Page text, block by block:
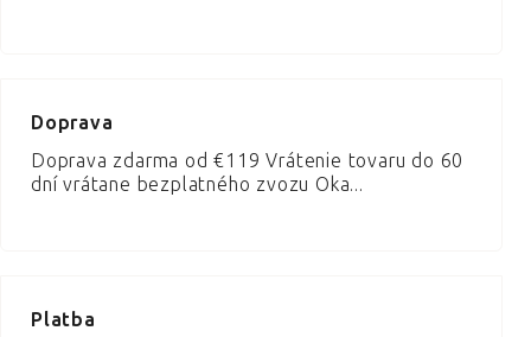
Doprava
Doprava zdarma od €119 Vrátenie tovaru do 60
dní vrátane bezplatného zvozu Oka...
Platba